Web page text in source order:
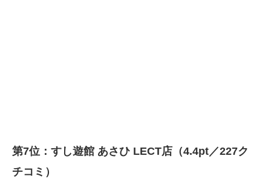
第7位：すし遊館 あさひ LECT店（4.4pt／227ク
チコミ）